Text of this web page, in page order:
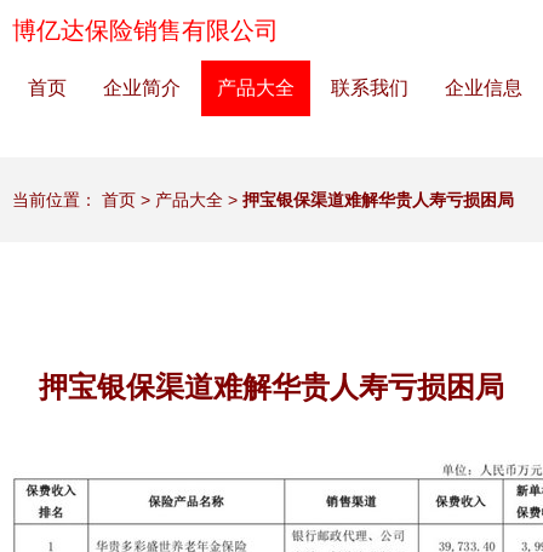
博亿达保险销售有限公司
首页 企业简介 产品大全 联系我们 企业信息
当前位置： 首页 > 产品大全 > 押宝银保渠道难解华贵人寿亏损困局
押宝银保渠道难解华贵人寿亏损困局